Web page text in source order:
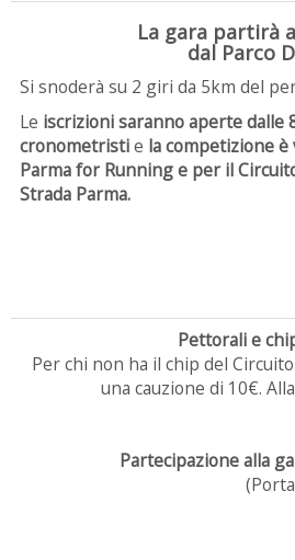
La gara partirà
dal Parco
Si snoderà su 2 giri da 5km del
Le iscrizioni saranno aperte dalle
cronometristie la competizione è
Parma for Running e per il
Strada Parma.
Pettorali e
Per chi non ha il chip del
una cauzione di 10€.
Partecipazione alla